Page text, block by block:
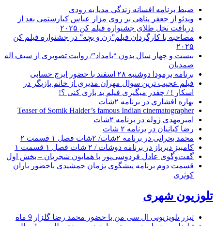
ضبط برنامه افسانه زندگی مدیا به زودی
ویدئو از جعفر پناهی بر روی مزار عباس کیارستمی بعد از
دریافت نخل طلای جشنواره فیلم کن ۲۰۲۵
مصاحبه با کارگردان فیلم”زن و بچه” در جشنواره فیلم کن
۲۰۲۵
بیست و چهار سال بدون “بامداد”/ روایت تصویری از سیف اله
صمدیان
برنامه برمودا دوشنبه ۲۸ اسفند با حضور ایرج حسابی
فیلم عجیب ترین سوال مهران مدیری از خانم بازیگر در
اسکار ! / چقدر میگیری فیلم بد بازی کنی ؟!
بهاره افشاری در برنامه ۲شات
Teaser of Somik Halder’s famous Indian cinematographer
امیرمهدی ژوله در برنامه ۲شات
رضا کیانیان در برنامه ۲ شات
محمد بحرانی در برنامه ۲شات/ ۲شات فصل ۱ قسمت ۲
کامبیز دیرباز در برنامه دوشات / ۲ شات فصل ۱ قسمت ۱
گفت‌وگوی عادل فردوسی‌پور با همایون شجریان – بخش اول
قسمت دوم برنامه پیشگوی پژمان جمشیدی باحضور باران
کوثری
تلوزیون شهری
تیزر تلویزیونی ال سی من با حضور محمد رضا گلزار 9 ماه